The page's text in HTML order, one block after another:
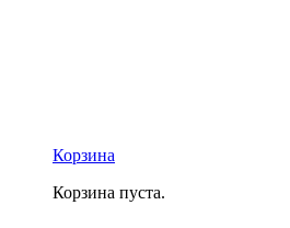
Корзина
Корзина пуста.